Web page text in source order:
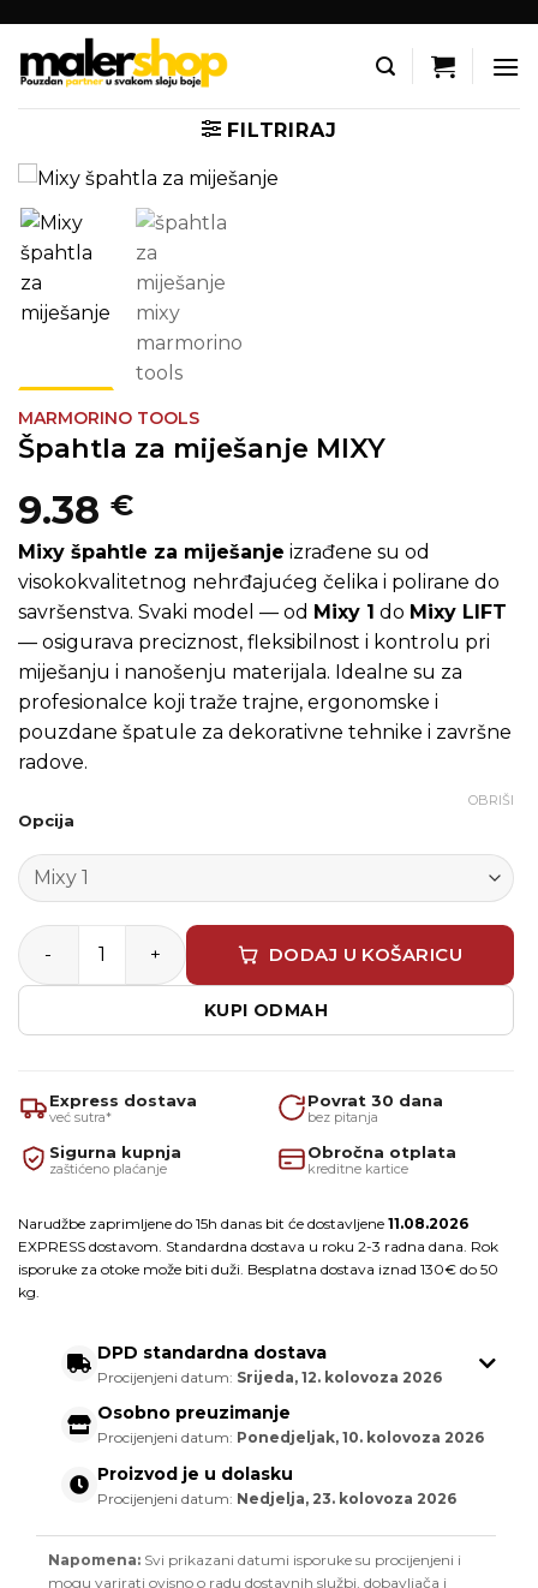
content
FILTRIRAJ
MARMORINO TOOLS
Špahtla za miješanje MIXY
9.38 €
Mixy špahtle za miješanje izrađene su od
visokokvalitetnog nehrđajućeg čelika i polirane do
savršenstva. Svaki model — od Mixy 1 do Mixy LIFT
— osigurava preciznost, fleksibilnost i kontrolu pri
miješanju i nanošenju materijala. Idealne su za
profesionalce koji traže trajne, ergonomske i
pouzdane špatule za dekorativne tehnike i završne
radove.
Opcija
OBRIŠI
Špahtla za miješanje MIXY količina
DODAJ U KOŠARICU
KUPI ODMAH
Express dostava
već sutra*
Povrat 30 dana
bez pitanja
Sigurna kupnja
zaštićeno plaćanje
Obročna otplata
kreditne kartice
Narudžbe zaprimljene do 15h danas bit će dostavljene 11.08.2026
EXPRESS dostavom. Standardna dostava u roku 2-3 radna dana. Rok
isporuke za otoke može biti duži. Besplatna dostava iznad 130€ do 50
kg.
DPD standardna dostava
Procijenjeni datum: Srijeda, 12. kolovoza 2026
Osobno preuzimanje
Procijenjeni datum: Ponedjeljak, 10. kolovoza 2026
Proizvod je u dolasku
Procijenjeni datum: Nedjelja, 23. kolovoza 2026
Napomena: Svi prikazani datumi isporuke su procijenjeni i
mogu varirati ovisno o radu dostavnih službi, dobavljača i